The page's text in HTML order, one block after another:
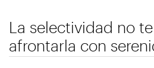
La selectividad no
afrontarla con